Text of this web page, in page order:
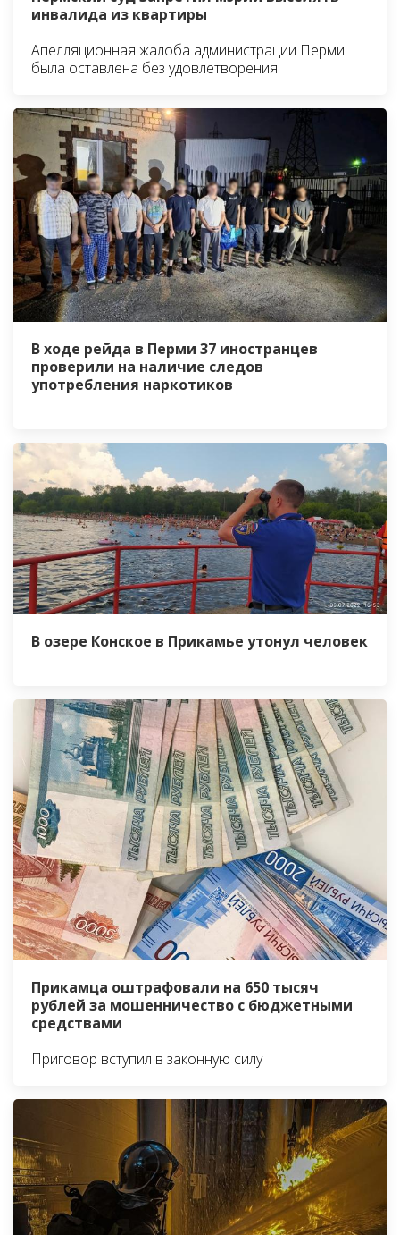
инвалида из квартиры
Апелляционная жалоба администрации Перми
была оставлена без удовлетворения
В ходе рейда в Перми 37 иностранцев
проверили на наличие следов
употребления наркотиков
В озере Конское в Прикамье утонул человек
Прикамца оштрафовали на 650 тысяч
рублей за мошенничество с бюджетными
средствами
Приговор вступил в законную силу